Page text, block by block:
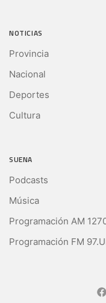
NOTICIAS
Provincia
Nacional
Deportes
Cultura
SUENA
Podcasts
Música
Programación AM
Programación FM